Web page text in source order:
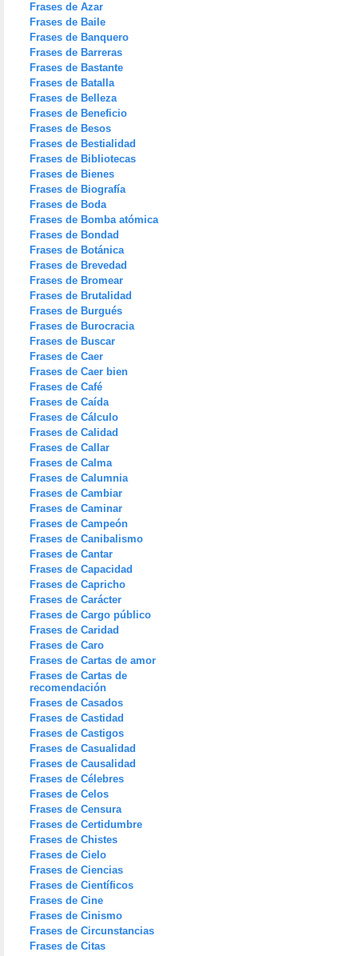
Frases de Azar
Frases de Baile
Frases de Banquero
Frases de Barreras
Frases de Bastante
Frases de Batalla
Frases de Belleza
Frases de Beneficio
Frases de Besos
Frases de Bestialidad
Frases de Bibliotecas
Frases de Bienes
Frases de Biografía
Frases de Boda
Frases de Bomba atómica
Frases de Bondad
Frases de Botánica
Frases de Brevedad
Frases de Bromear
Frases de Brutalidad
Frases de Burgués
Frases de Burocracia
Frases de Buscar
Frases de Caer
Frases de Caer bien
Frases de Café
Frases de Caída
Frases de Cálculo
Frases de Calidad
Frases de Callar
Frases de Calma
Frases de Calumnia
Frases de Cambiar
Frases de Caminar
Frases de Campeón
Frases de Canibalismo
Frases de Cantar
Frases de Capacidad
Frases de Capricho
Frases de Carácter
Frases de Cargo público
Frases de Caridad
Frases de Caro
Frases de Cartas de amor
Frases de Cartas de
recomendación
Frases de Casados
Frases de Castidad
Frases de Castigos
Frases de Casualidad
Frases de Causalidad
Frases de Célebres
Frases de Celos
Frases de Censura
Frases de Certidumbre
Frases de Chistes
Frases de Cielo
Frases de Ciencias
Frases de Científicos
Frases de Cine
Frases de Cinismo
Frases de Circunstancias
Frases de Citas